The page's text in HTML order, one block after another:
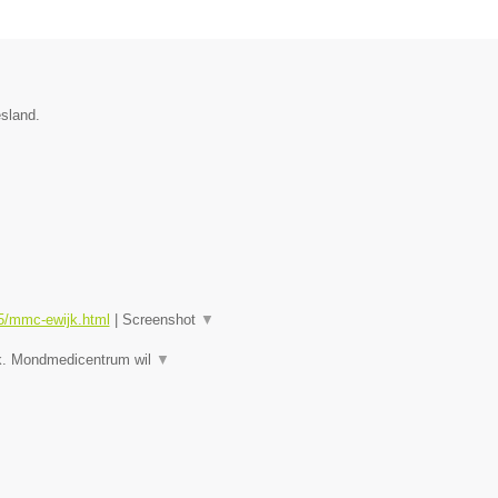
mmc-ewijk.html Screenshot ▼
Mondmedicentrum wil ▼